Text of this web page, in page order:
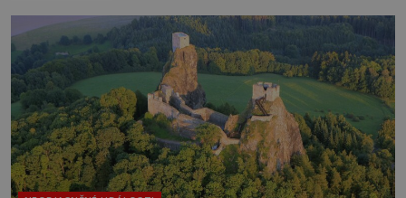
následovat. Vstupujeme na pláž Dumas ve městě
Surat. Gu